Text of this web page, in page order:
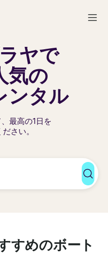
ヤで
気の
ンタル
最高の1日を
さい。
すめのボート